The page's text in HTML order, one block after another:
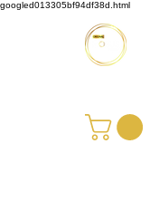
googled013305bf94df38d.html